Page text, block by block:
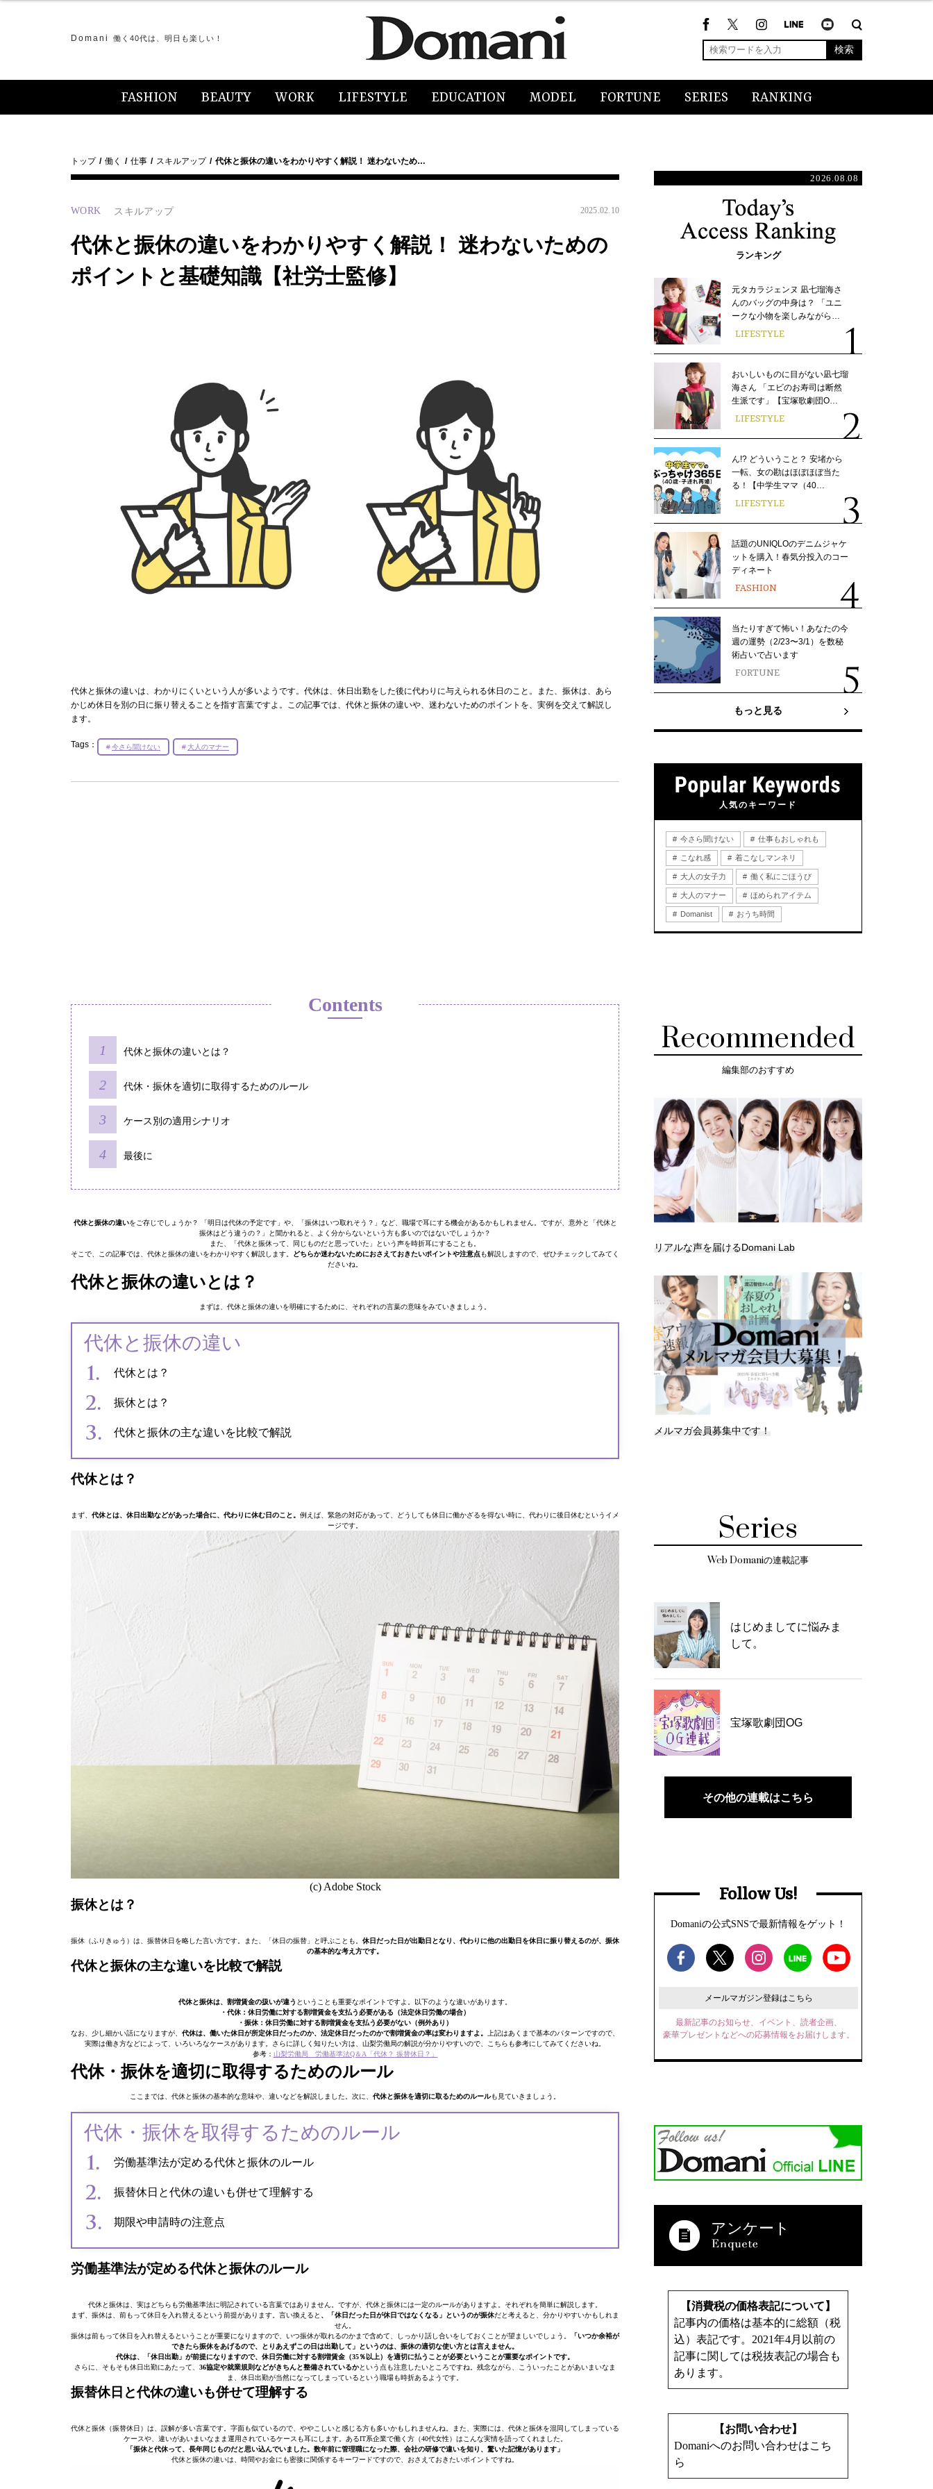
Domani 働く40代は、明日も楽しい！
検索
FASHION BEAUTY WORK LIFESTYLE EDUCATION MODEL FORTUNE SERIES RANKING
トップ 働く 仕事 スキルアップ 代休と振休の違いをわかりやすく解説！ 迷わないため…
WORK スキルアップ 2025.02.10
代休と振休の違いをわかりやすく解説！ 迷わないための
ポイントと基礎知識【社労士監修】
代休と振休の違いは、わかりにくいという人が多いようです。代休は、休日出勤をした後に代わりに与えられる休日のこと。また、振休は、あら
かじめ休日を別の日に振り替えることを指す言葉ですよ。この記事では、代休と振休の違いや、迷わないためのポイントを、実例を交えて解説し
ます。
Tags： 今さら聞けない 大人のマナー
Contents
代休と振休の違いとは？
代休・振休を適切に取得するためのルール
ケース別の適用シナリオ
最後に
代休と振休の違いをご存じでしょうか？ 「明日は代休の予定です」や、「振休はいつ取れそう？」など、職場で耳にする機会があるかもしれません。ですが、意外と「代休と
振休はどう違うの？」と聞かれると、よく分からないという方も多いのではないでしょうか？
また、「代休と振休って、同じものだと思っていた」という声を時折耳にすることも。
そこで、この記事では、代休と振休の違いをわかりやすく解説します。 どちらか迷わないためにおさえておきたいポイントや注意点も解説しますので、ぜひチェックしてみてく
ださいね。
代休と振休の違いとは？
まずは、代休と振休の違いを明確にするために、それぞれの言葉の意味をみていきましょう。
代休と振休の違い
代休とは？
振休とは？
代休と振休の主な違いを比較で解説
代休とは？
まず、 代休とは、休日出勤などがあった場合に、代わりに休む日のこと。 例えば、緊急の対応があって、どうしても休日に働かざるを得ない時に、代わりに後日休むというイメ
ージです。
(c) Adobe Stock
振休とは？
振休（ふりきゅう）は、振替休日を略した言い方です。また、「休日の振替」と呼ぶことも。 休日だった日が出勤日となり、代わりに他の出勤日を休日に振り替えるのが、振休
の基本的な考え方です。
代休と振休の主な違いを比較で解説
代休と振休は、割増賃金の扱いが違う ということも重要なポイントですよ。以下のような違いがあります。
・代休：休日労働に対する割増賃金を支払う必要がある（法定休日労働の場合）
・振休：休日労働に対する割増賃金を支払う必要がない（例外あり）
なお、少し細かい話になりますが、 代休は、働いた休日が所定休日だったのか、法定休日だったのかで割増賃金の率は変わりますよ。
上記はあくまで基本のパターンですので、
実際は働き方などによって、いろいろなケースがあります。さらに詳しく知りたい方は、山梨労働局の解説が分かりやすいので、こちらも参考にしてみてくださいね。
参考： 山梨労働局 労働基準法Q＆A「代休？ 振替休日？」
代休・振休を適切に取得するためのルール
ここまでは、代休と振休の基本的な意味や、違いなどを解説しました。次に、 代休と振休を適切に取るためのルールも見ていきましょう。
代休・振休を取得するためのルール
労働基準法が定める代休と振休のルール
振替休日と代休の違いも併せて理解する
期限や申請時の注意点
労働基準法が定める代休と振休のルール
代休と振休は、実はどちらも労働基準法に明記されている言葉ではありません。ですが、代休と振休には一定のルールがありますよ。それぞれを簡単に解説します。
まず、振休は、前もって休日を入れ替えるという前提があります。言い換えると 、「休日だった日が休日ではなくなる」というのが振休だと考えると、分かりやすいかもしれま
せん。
振休は前もって休日を入れ替えるということが重要になりますので、いつ振休が取れるのかまで含めて、しっかり話し合いをしておくことが望ましいでしょう。
「いつか余裕が
できたら振休をあげるので、とりあえずこの日は出勤して」というのは、振休の適切な使い方とは言えません。
代休は、「休日出勤」が前提になりますので、休日労働に対する割増賃金（35％以上）を適切に払うことが必要ということが重要なポイントです。
さらに、そもそも休日出勤にあたって、 36協定や就業規則などがきちんと整備されているかという点も注意したいところですね。残念ながら、こういったことがあいまいなま
ま、休日出勤が当然になってしまっているという職場も時折あるようです。
振替休日と代休の違いも併せて理解する
代休と振休（振替休日）は、誤解が多い言葉です。字面も似ているので、ややこしいと感じる方も多いかもしれませんね。また、実際には、代休と振休を混同してしまっている
ケースや、違いがあいまいなまま運用されているケースも耳にします。あるIT系企業で働く方（40代女性）はこんな実情を語ってくれました。
「振休と代休って、長年同じものだと思い込んでいました。数年前に管理職になった際、会社の研修で違いを知り、驚いた記憶があります」
代休と振休の違いは、時間やお金にも密接に関係するキーワードですので、おさえておきたいポイントですね。
2026.08.08
ランキング
元タカラジェンヌ 凪七瑠海さ
んのバッグの中身は？ 「ユニ
ークな小物を楽しみながら…
LIFESTYLE
おいしいものに目がない凪七瑠
海さん 「エビのお寿司は断然
生派です」【宝塚歌劇団O…
LIFESTYLE
ん!? どういうこと？ 安堵から
一転、女の勘はほぼほぼ当た
る！【中学生ママ（40…
LIFESTYLE
話題のUNIQLOのデニムジャケ
ットを購入！春気分投入のコー
ディネート
FASHION
当たりすぎて怖い！あなたの今
週の運勢（2/23〜3/1）を数秘
術占いで占います
FORTUNE
もっと見る
人気のキーワード
今さら聞けない 仕事もおしゃれも
こなれ感 着こなしマンネリ
大人の女子力 働く私にごほうび
大人のマナー ほめられアイテム
Domanist おうち時間
Recommended
編集部のおすすめ
リアルな声を届けるDomani Lab
メルマガ会員募集中です！
Series
Web Domaniの連載記事
はじめましてに悩みま
して。
宝塚歌劇団OG
その他の連載はこちら
Follow Us!
Domaniの公式SNSで最新情報をゲット！
メールマガジン登録はこちら
最新記事のお知らせ、イベント、読者企画、
豪華プレゼントなどへの応募情報をお届けします。
アンケート
【消費税の価格表記について】
記事内の価格は基本的に総額（税
込）表記です。2021年4月以前の
記事に関しては税抜表記の場合も
あります。
【お問い合わせ】
Domaniへのお問い合わせはこち
ら